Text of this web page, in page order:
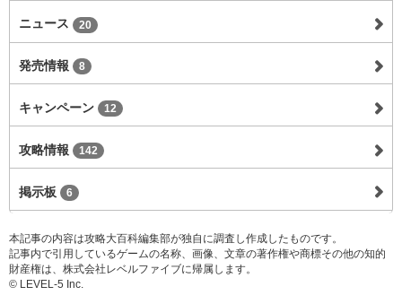
ニュース 20
発売情報 8
キャンペーン 12
攻略情報 142
掲示板 6
本記事の内容は攻略大百科編集部が独自に調査し作成したものです。
記事内で引用しているゲームの名称、画像、文章の著作権や商標その他の知的
財産権は、株式会社レベルファイブに帰属します。
© LEVEL-5 Inc.